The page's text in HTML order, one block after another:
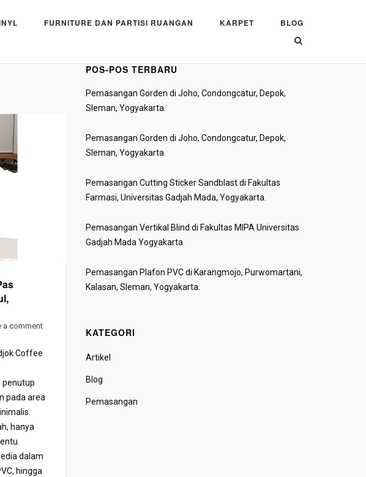
FURNITURE DAN PARTISI RUANGAN KARPET BLOG
a comment
Coffee
penutup
pada area
hanya
dalam
hingga
POS-POS TERBARU
Pemasangan Gorden di Joho, Condongcatur, Depok,
Sleman, Yogyakarta.
Pemasangan Gorden di Joho, Condongcatur, Depok,
Sleman, Yogyakarta.
Pemasangan Cutting Sticker Sandblast di Fakultas
Farmasi, Universitas Gadjah Mada, Yogyakarta.
Pemasangan Vertikal Blind di Fakultas MIPA Universitas
Gadjah Mada Yogyakarta
Pemasangan Plafon PVC di Karangmojo, Purwomartani,
Kalasan, Sleman, Yogyakarta.
KATEGORI
Artikel
Blog
Pemasangan